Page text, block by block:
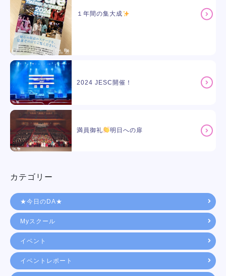
１年間の集大成
2024 JESC開催！
満員御礼 明日への扉
カテゴリー
★今日のDA★
Myスクール
イベント
イベントレポート